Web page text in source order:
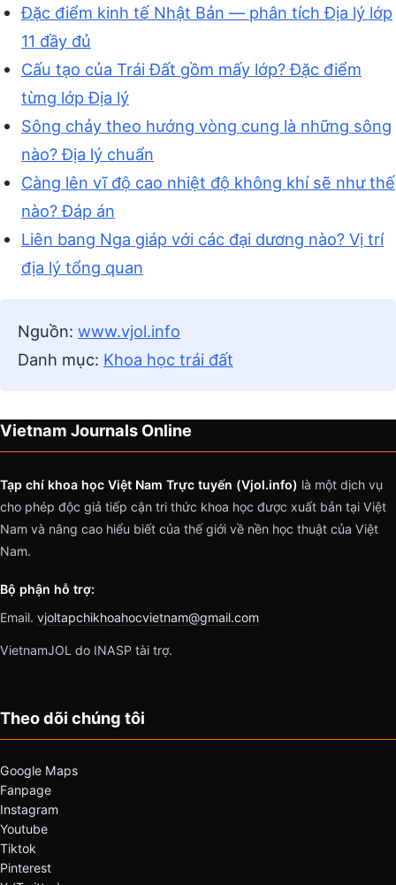
Đặc điểm kinh tế Nhật Bản — phân tích Địa lý lớp
11 đầy đủ
Cấu tạo của Trái Đất gồm mấy lớp? Đặc điểm
từng lớp Địa lý
Sông chảy theo hướng vòng cung là những sông
nào? Địa lý chuẩn
Càng lên vĩ độ cao nhiệt độ không khí sẽ như thế
nào? Đáp án
Liên bang Nga giáp với các đại dương nào? Vị trí
địa lý tổng quan
Nguồn: www.vjol.info
Danh mục: Khoa học trái đất
Vietnam Journals Online
Tạp chí khoa học Việt Nam Trực tuyến (Vjol.info) là một dịch vụ
cho phép độc giả tiếp cận tri thức khoa học được xuất bản tại Việt
Nam và nâng cao hiểu biết của thế giới về nền học thuật của Việt
Nam.
Bộ phận hỗ trợ:
Email. vjoltapchikhoahocvietnam@gmail.com
VietnamJOL do INASP tài trợ.
Theo dõi chúng tôi
Google Maps
Fanpage
Instagram
Youtube
Tiktok
Pinterest